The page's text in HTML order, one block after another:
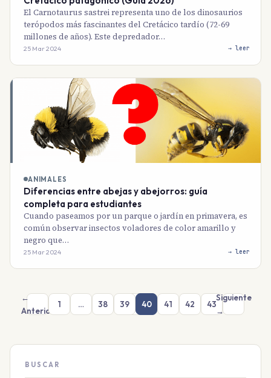
El Carnotaurus sastrei representa uno de los dinosaurios
terópodos más fascinantes del Cretácico tardío (72-69
millones de años). Este depredador…
25 Mar 2024 → leer
ANIMALES
Diferencias entre abejas y abejorros: guía
completa para estudiantes
Cuando paseamos por un parque o jardín en primavera, es
común observar insectos voladores de color amarillo y
negro que…
25 Mar 2024 → leer
←
Anterior
1 … 38 39 40 41 42 43
Siguiente
→
BUSCAR